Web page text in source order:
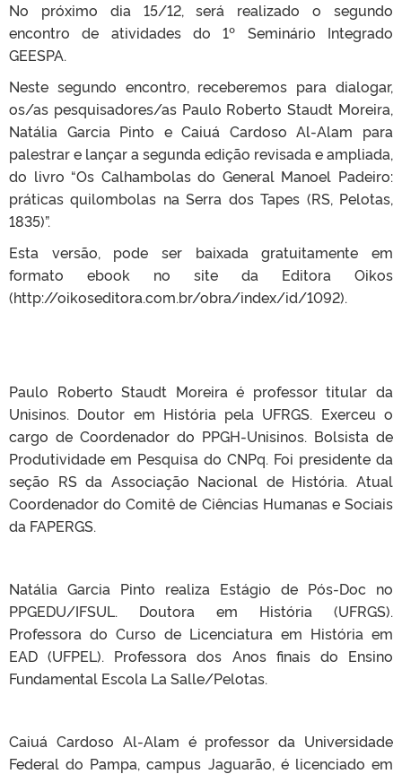
No próximo dia 15/12, será realizado o segundo
encontro de atividades do 1º Seminário Integrado
GEESPA.
Neste segundo encontro, receberemos para dialogar,
os/as pesquisadores/as Paulo Roberto Staudt Moreira,
Natália Garcia Pinto e Caiuá Cardoso Al-Alam para
palestrar e lançar a segunda edição revisada e ampliada,
do livro “Os Calhambolas do General Manoel Padeiro:
práticas quilombolas na Serra dos Tapes (RS, Pelotas,
1835)”.
Esta versão, pode ser baixada gratuitamente em
formato ebook no site da Editora Oikos
(http://oikoseditora.com.br/obra/index/id/1092).
Paulo Roberto Staudt Moreira é professor titular da
Unisinos. Doutor em História pela UFRGS. Exerceu o
cargo de Coordenador do PPGH-Unisinos. Bolsista de
Produtividade em Pesquisa do CNPq. Foi presidente da
seção RS da Associação Nacional de História. Atual
Coordenador do Comitê de Ciências Humanas e Sociais
da FAPERGS.
Natália Garcia Pinto realiza Estágio de Pós-Doc no
PPGEDU/IFSUL. Doutora em História (UFRGS).
Professora do Curso de Licenciatura em História em
EAD (UFPEL). Professora dos Anos finais do Ensino
Fundamental Escola La Salle/Pelotas.
Caiuá Cardoso Al-Alam é professor da Universidade
Federal do Pampa, campus Jaguarão, é licenciado em